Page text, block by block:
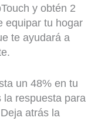
y obtén 2
equipar tu hogar
te ayudará a
un 48% en tu
la respuesta para
atrás la